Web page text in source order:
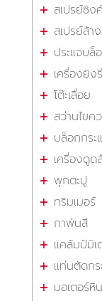
สเปรย์ซิง
สเปรย์ล้า
ประแจบล็
เครื่องยิง
โต๊ะเลื่อย
สว่านไขค
บล็อกกระ
เครื่องดูด
พุกตะปู
ทริมเมอร์
กาพ่นสี
แคล้มป์มิเ
แท่นตัดกร
มอเตอร์หิ